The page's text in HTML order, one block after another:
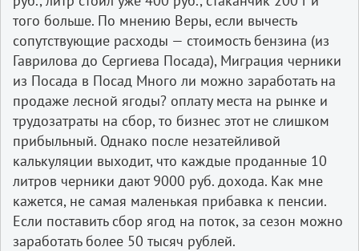
того больше. По мнению Веры, если вычесть
сопутствующие расходы — стоимость бензина (из
Гаврилова до Сергиева Посада), Миграция черники
из Посада в Посад Много ли можно заработать на
продаже лесной ягоды? оплату места на рынке и
трудозатраты на сбор, то бизнес этот не слишком
прибыльный. Однако после незатейливой
калькуляции выходит, что каждые проданные 10
литров черники дают 9000 руб. дохода. Как мне
кажется, не самая маленькая прибавка к пенсии.
Если поставить сбор ягод на поток, за сезон можно
заработать более 50 тысяч рублей.